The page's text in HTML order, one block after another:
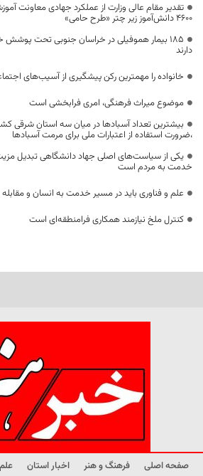
تقدیر مقام عالی وزارت از عملکرد جهادی معاونت
۴۶۰۰ دانش‌آموز زیر چتر «طرح حامی»
۱۸۵ بیمار هموفیلی در خراسان جنوبی تحت
دارند
خانواده را مهمترین رکن پیشگیری از آسیب‌های
موضوع میراث فرهنگی، امری فرابخشی است
بیشترین تعداد آسبادها در میان سه استان شرقی
،ضرورت استفاده از اعتبارات ملی برای مرمت آسبادها
یکی از سیاست‌های اصلی جهاد دانشگاهی تبدیل
خدمت به مردم است
علم و فناوری باید در مسیر خدمت به انسان و مقابله
کنترل ملخ نیازمند همکاری فرامنطقه‌ای است
صفحه اصلی فرهنگ و هنر اخبار استان